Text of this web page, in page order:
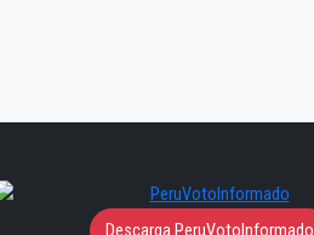
Descarga PeruVotoInformado